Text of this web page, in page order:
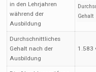
in den Lehrjahren
während der
Ausbildung
Gehalt
Durchschnittliches
Gehalt nach der
Ausbildung
1.583